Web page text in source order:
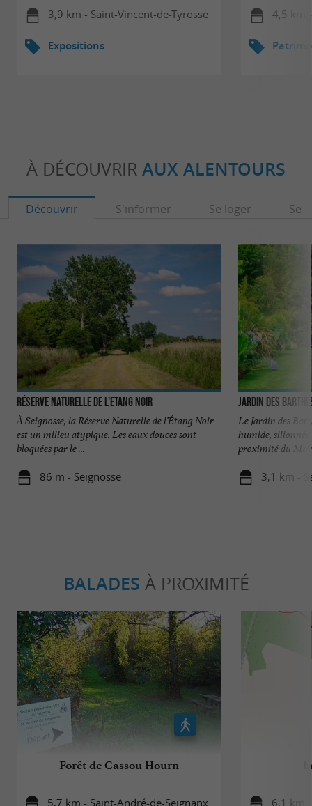
3,9 km - Saint-Vincent-de-Tyrosse
Expositions
4,5 km
À DÉCOUVRIR AUX ALENTOURS
Découvrir S'informer Se loger Se
Réserve Naturelle de l'Etang Noir
À Seignosse, la Réserve Naturelle de l’Étang Noir
est un milieu atypique. Les eaux douces sont
bloquées par le ...
86 m - Seignosse
Jardin des
Le Jardin des
humide, sillonnée
proximité du
3,1 km -
BALADES À PROXIMITÉ
Forêt de Cassou Hourn
5,7 km - Saint-André-de-Seignanx 6,1 km